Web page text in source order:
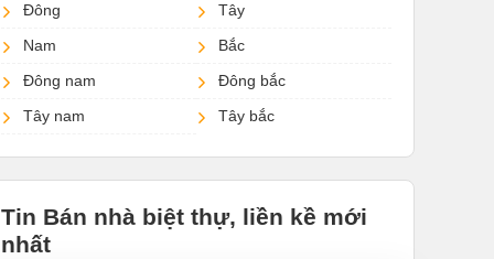
Đông
Tây
Nam
Bắc
Đông nam
Đông bắc
Tây nam
Tây bắc
Tin Bán nhà biệt thự, liền kề mới
nhất